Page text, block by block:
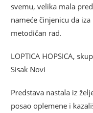
svemu, velika mala
nameće činjenicu da
metodičan rad.
LOPTICA HOPSICA,
Sisak Novi
Predstava nastala iz
posao oplemene i